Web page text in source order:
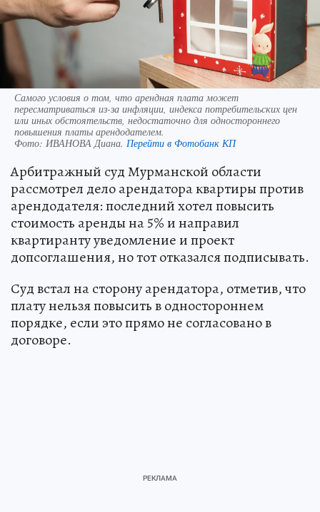
Самого условия о том, что арендная плата может
пересматриваться из-за инфляции, индекса потребительских цен
или иных обстоятельств, недостаточно для одностороннего
повышения платы арендодателем.
Фото: ИВАНОВА Диана. Перейти в Фотобанк КП
Арбитражный суд Мурманской области
рассмотрел дело арендатора квартиры против
арендодателя: последний хотел повысить
стоимость аренды на 5% и направил
квартиранту уведомление и проект
допсоглашения, но тот отказался подписывать.
Суд встал на сторону арендатора, отметив, что
плату нельзя повысить в одностороннем
порядке, если это прямо не согласовано в
договоре.